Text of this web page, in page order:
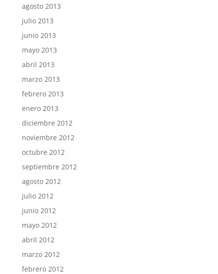
agosto 2013
julio 2013
junio 2013
mayo 2013
abril 2013
marzo 2013
febrero 2013
enero 2013
diciembre 2012
noviembre 2012
octubre 2012
septiembre 2012
agosto 2012
julio 2012
junio 2012
mayo 2012
abril 2012
marzo 2012
febrero 2012